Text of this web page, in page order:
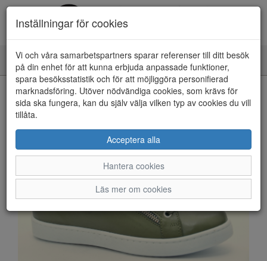
Toggle
navigation
HEM
Inställningar för cookies
Vi och våra samarbetspartners sparar referenser till ditt besök
på din enhet för att kunna erbjuda anpassade funktioner,
spara besöksstatistik och för att möjliggöra personifierad
marknadsföring. Utöver nödvändiga cookies, som krävs för
sida ska fungera, kan du själv välja vilken typ av cookies du vill
tillåta.
Acceptera alla
Hantera cookies
Läs mer om cookies